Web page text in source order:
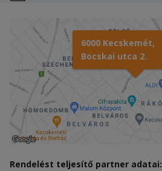
6000 Kecskemét,
Bocskai utca 2.
Rendelést teljesítő partner adatai: